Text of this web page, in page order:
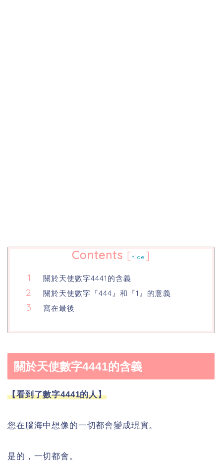
Contents [hide ]
關於天使數字4441的含義
關於天使數字『444』和『1』的意義
寫在最後
關於天使數字4441的含義
【看到了數字4441的人】
您在腦海中想像的一切都會變成現實。
是的，一切都會。